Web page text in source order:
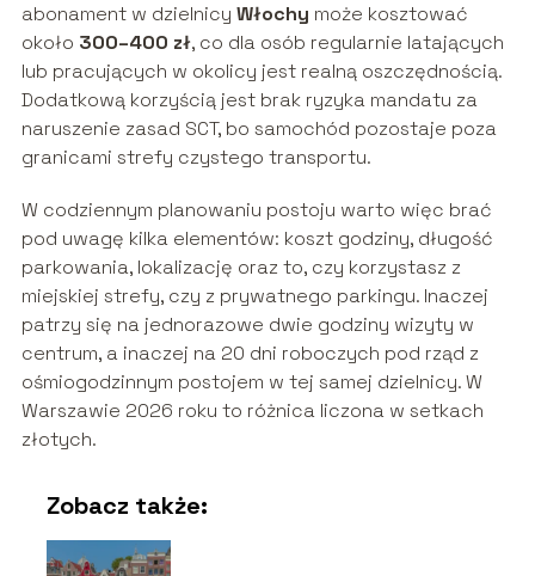
abonament w dzielnicy Włochy może kosztować
około 300–400 zł, co dla osób regularnie latających
lub pracujących w okolicy jest realną oszczędnością.
Dodatkową korzyścią jest brak ryzyka mandatu za
naruszenie zasad SCT, bo samochód pozostaje poza
granicami strefy czystego transportu.
W codziennym planowaniu postoju warto więc brać
pod uwagę kilka elementów: koszt godziny, długość
parkowania, lokalizację oraz to, czy korzystasz z
miejskiej strefy, czy z prywatnego parkingu. Inaczej
patrzy się na jednorazowe dwie godziny wizyty w
centrum, a inaczej na 20 dni roboczych pod rząd z
ośmiogodzinnym postojem w tej samej dzielnicy. W
Warszawie 2026 roku to różnica liczona w setkach
złotych.
Zobacz także: